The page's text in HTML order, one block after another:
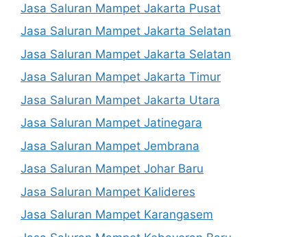
Jasa Saluran Mampet Jakarta Pusat
Jasa Saluran Mampet Jakarta Selatan
Jasa Saluran Mampet Jakarta Selatan
Jasa Saluran Mampet Jakarta Timur
Jasa Saluran Mampet Jakarta Utara
Jasa Saluran Mampet Jatinegara
Jasa Saluran Mampet Jembrana
Jasa Saluran Mampet Johar Baru
Jasa Saluran Mampet Kalideres
Jasa Saluran Mampet Karangasem